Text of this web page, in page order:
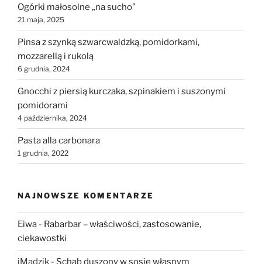
Ogórki małosolne „na sucho”
21 maja, 2025
Pinsa z szynką szwarcwaldzką, pomidorkami,
mozzarellą i rukolą
6 grudnia, 2024
Gnocchi z piersią kurczaka, szpinakiem i suszonymi
pomidorami
4 października, 2024
Pasta alla carbonara
1 grudnia, 2022
NAJNOWSZE KOMENTARZE
Eiwa - Rabarbar – właściwości, zastosowanie,
ciekawostki
iMadzik - Schab duszony w sosie własnym